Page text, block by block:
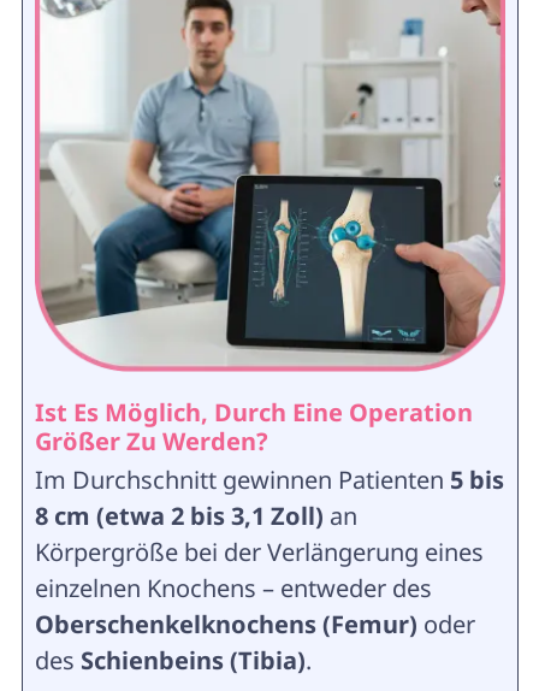
Ist Es Möglich, Durch Eine Operation
Größer Zu Werden?
Im Durchschnitt gewinnen Patienten 5 bis
8 cm (etwa 2 bis 3,1 Zoll) an
Körpergröße bei der Verlängerung eines
einzelnen Knochens – entweder des
Oberschenkelknochens (Femur) oder
des Schienbeins (Tibia).